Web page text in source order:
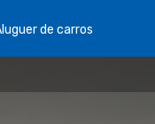
de carros